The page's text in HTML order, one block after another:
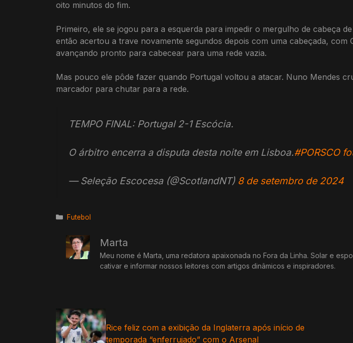
oito minutos do fim.
Primeiro, ele se jogou para a esquerda para impedir o mergulho de cabeça
então acertou a trave novamente segundos depois com uma cabeçada,
avançando pronto para cabecear para uma rede vazia.
Mas pouco ele pôde fazer quando Portugal voltou a atacar. Nuno Mendes
marcador para chutar para a rede.
TEMPO FINAL: Portugal 2-1 Escócia.
O árbitro encerra a disputa desta noite em Lisboa.#PORSCO
— Seleção Escocesa (@ScotlandNT) 8 de setembro de 2024
Categorias
Futebol
Marta
Meu nome é Marta, uma redatora apaixonada no Fora da Linha. Solar e
cativar e informar nossos leitores com artigos dinâmicos e inspiradores.
Rice feliz com a exibição da Inglaterra após início de
temporada “enferrujado” com o Arsenal